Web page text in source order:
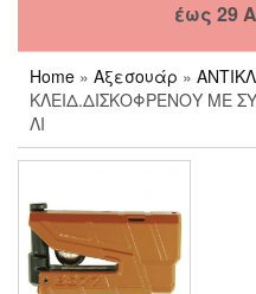
έως 29
Home » Αξεσουάρ »
ΚΛΕΙΔ.ΔΙΣΚΟΦΡΕΝΟΥ ΜΕ
ΛΙ